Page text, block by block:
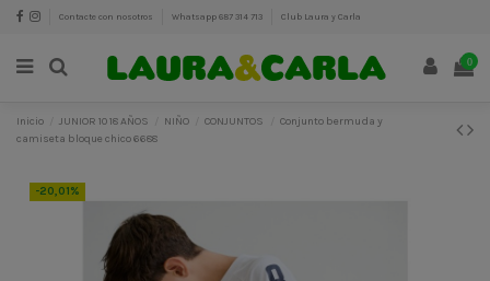
Contacte con nosotros Whatsapp 687 314 713 Club Laura y Carla
0
Inicio JUNIOR 10 18 AÑOS NIÑO CONJUNTOS
Conjunto bermuda y
camiseta bloque chico 6688
-20,01%